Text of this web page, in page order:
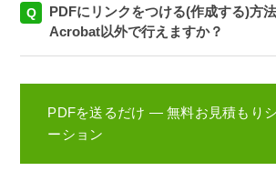
PDFにリンクをつける(作成する)方法
Acrobat以外で行えますか？
PDFを送るだけ — 無料お見積もり
ーション